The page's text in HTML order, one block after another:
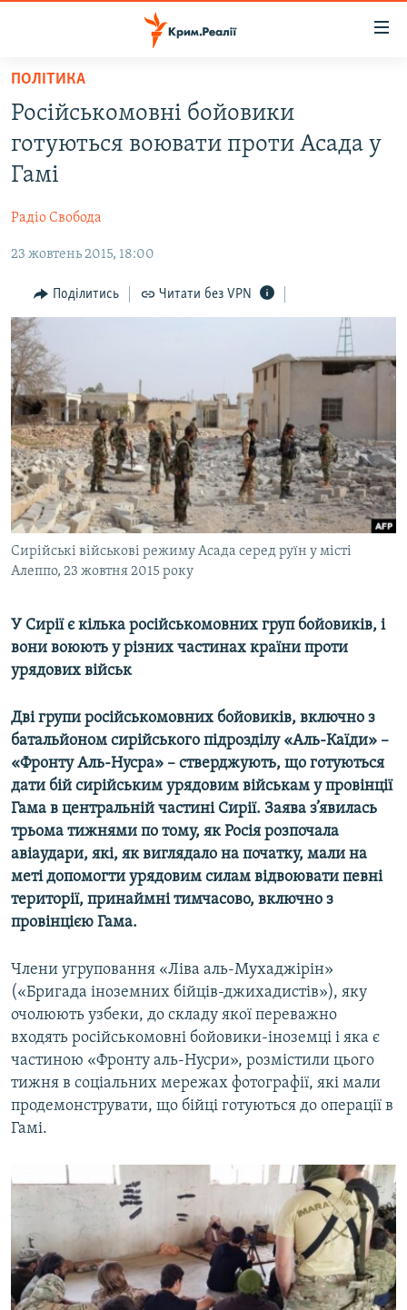
Перейти
основного
матеріалу
Перейти
до
основної
Перейти
пошуку
ВІДЕО ТА ФОТО
БЛОГИ
ПОГЛЯД
ІНТЕРВ'Ю
ВСЕ ЗА ДЕНЬ
СПЕЦПРОЕКТИ
ДЕПОРТАЦІЯ
ВІДЕОУРОКИ «ELIFBE»
СВІДЧЕННЯ ОКУПАЦІЇ
УКРАЇНСЬКА ПРОБЛЕМА КРИМУ
ІНФОГРАФІКА
ЯК ОБІЙТИ БЛОКУВАННЯ
Русский
Qırımtatar
ДОЛУЧАЙСЯ!
ПОЛІТИКА
Російськомовні бойовики
готуються воювати проти Асада у
Гамі
Радіо Свобода
23 жовтень 2015, 18:00
Поділитись Читати без VPN
Сирійські військові режиму Асада серед руїн у місті
Алеппо, 23 жовтня 2015 року
У Сирії є кілька російськомовних груп бойовиків, і
вони воюють у різних частинах країни проти
урядових військ
Дві групи російськомовних бойовиків, включно з
батальйоном сирійського підрозділу «Аль-Каїди» –
«Фронту Аль-Нусра» – стверджують, що готуються
дати бій сирійським урядовим військам у провінції
Гама в центральній частині Сирії. Заява з’явилась
трьома тижнями по тому, як Росія розпочала
авіаудари, які, як виглядало на початку, мали на
меті допомогти урядовим силам відвоювати певні
території, принаймні тимчасово, включно з
провінцією Гама.
Члени угруповання «Ліва аль-Мухаджірін»
(«Бригада іноземних бійців-джихадистів»), яку
очолюють узбеки, до складу якої переважно
входять російськомовні бойовики-іноземці і яка є
частиною «Фронту аль-Нусри», розмістили цього
тижня в соціальних мережах фотографії, які мали
продемонструвати, що бійці готуються до операції в
Гамі.